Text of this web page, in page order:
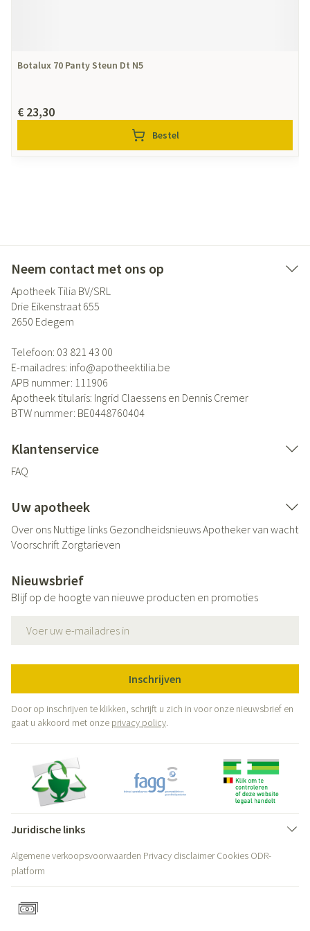
Botalux 70 Panty Steun Dt N5
€ 23,30
Bestel
Neem contact met ons op
Apotheek Tilia BV/SRL
Drie Eikenstraat 655
2650 Edegem
Telefoon: 03 821 43 00
E-mailadres: info@apotheektilia.be
APB nummer: 111906
Apotheek titularis: Ingrid Claessens en Dennis Cremer
BTW nummer: BE0448760404
Klantenservice
FAQ
Uw apotheek
Over ons Nuttige links GezondheidsnieuwsApotheker van wacht
Voorschrift Zorgtarieven
Nieuwsbrief
Blijf op de hoogte van nieuwe producten en promoties
Inschrijven
Door op inschrijven te klikken, schrijft u zich in voor onze nieuwsbrief en
gaat u akkoord met onze privacy policy.
Juridische links
Algemene verkoopsvoorwaarden Privacy disclaimer Cookies ODR-
platform